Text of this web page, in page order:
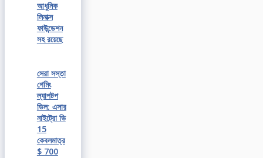
আধুনিক
লিনাক্স
ফাউন্ডেশন
সহ রয়েছে
সেরা সস্তা
গেমিং
ল্যাপটপ
ডিল: এসার
নাইট্রো ভি
15
কেবলমাত্র
$ 700